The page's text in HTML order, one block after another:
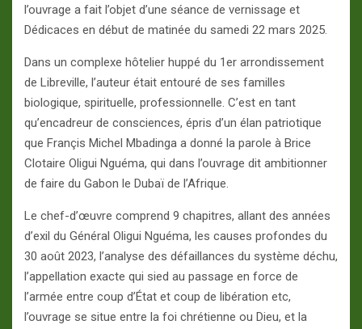
l’ouvrage a fait l’objet d’une séance de vernissage et
Dédicaces en début de matinée du samedi 22 mars 2025.
Dans un complexe hôtelier huppé du 1er arrondissement
de Libreville, l’auteur était entouré de ses familles
biologique, spirituelle, professionnelle. C’est en tant
qu’encadreur de consciences, épris d’un élan patriotique
que Françis Michel Mbadinga a donné la parole à Brice
Clotaire Oligui Nguéma, qui dans l’ouvrage dit ambitionner
de faire du Gabon le Dubaï de l’Afrique.
Le chef-d’œuvre comprend 9 chapitres, allant des années
d’exil du Général Oligui Nguéma, les causes profondes du
30 août 2023, l’analyse des défaillances du système déchu,
l’appellation exacte qui sied au passage en force de
l’armée entre coup d’État et coup de libération etc,
l’ouvrage se situe entre la foi chrétienne ou Dieu, et la